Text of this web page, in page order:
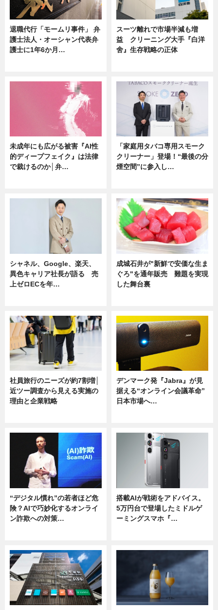
退職代行「モームリ事件」 弁
護士法人・オーシャン代表弁
護士に1年6か月…
スーツ離れで市場半減も増
益 クリーニング大手『白洋
舍』生存戦略の正体
未成年にも広がる被害『AI性
的ディープフェイク』は法律
で裁けるのか│弁…
「家庭用タバコ専用スモーク
クリーナー」登場！“最後の分
煙空間”に参入し…
シャネル、Google、楽天、
異色キャリア社長が語る 売
上ゼロECを年…
成城石井が"新鮮で安価な生ま
ぐろ"を通年販売 難題を実現
した舞台裏
社員旅行のニーズが約7割増│
近ツー調査から見える実施の
理由と企業戦略
デンマーク発『Jabra』が見
据える“オンライン会議革命”
日本市場へ…
“デジタル慣れ”の若者ほど危
険？AIで巧妙化するオンライ
ン詐欺への対策…
搭載AIが戦術をアドバイス。
5万円台で登場したミドルゲ
ーミングスマホ『…